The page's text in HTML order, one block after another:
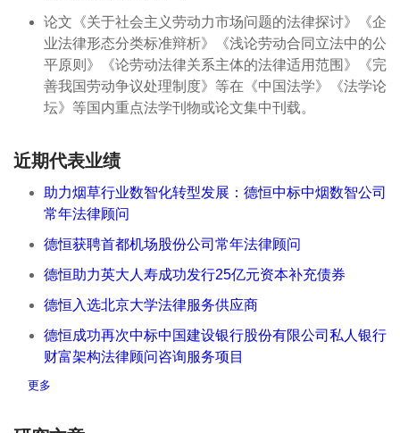
论文《关于社会主义劳动力市场问题的法律探讨》《企
业法律形态分类标准辩析》《浅论劳动合同立法中的公
平原则》《论劳动法律关系主体的法律适用范围》《完
善我国劳动争议处理制度》等在《中国法学》《法学论
坛》等国内重点法学刊物或论文集中刊载。
近期代表业绩
助力烟草行业数智化转型发展：德恒中标中烟数智公司
常年法律顾问
德恒获聘首都机场股份公司常年法律顾问
德恒助力英大人寿成功发行25亿元资本补充债券
德恒入选北京大学法律服务供应商
德恒成功再次中标中国建设银行股份有限公司私人银行
财富架构法律顾问咨询服务项目
更多